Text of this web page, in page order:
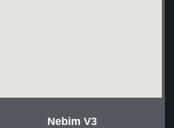
Nebim V3